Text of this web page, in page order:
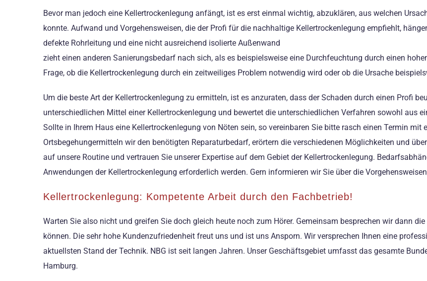
Bevor man jedoch eine Kellertrockenlegung anfängt, ist es erst einmal wichtig, abzuklären, aus welchen
konnte. Aufwand und Vorgehensweisen, die der Profi für die nachhaltige Kellertrockenlegung empfiehlt,
defekte Rohrleitung und eine nicht ausreichend isolierte Außenwand
zieht einen anderen Sanierungsbedarf nach sich, als es beispielsweise eine Durchfeuchtung durch einen
Frage, ob die Kellertrockenlegung durch ein zeitweiliges Problem notwendig wird oder ob die Ursache
Um die beste Art der Kellertrockenlegung zu ermitteln, ist es anzuraten, dass der Schaden durch einen Profi
unterschiedlichen Mittel einer Kellertrockenlegung und bewertet die unterschiedlichen Verfahren sowohl aus
Sollte in Ihrem Haus eine Kellertrockenlegung von Nöten sein, so vereinbaren Sie bitte rasch einen Termin mit
Ortsbegehungermitteln wir den benötigten Reparaturbedarf, erörtern die verschiedenen Möglichkeiten und
auf unsere Routine und vertrauen Sie unserer Expertise auf dem Gebiet der Kellertrockenlegung.
Anwendungen der Kellertrockenlegung erforderlich werden. Gern informieren wir Sie über die
Kellertrockenlegung: Kompetente Arbeit durch den Fachbetrieb!
Warten Sie also nicht und greifen Sie doch gleich heute noch zum Hörer. Gemeinsam besprechen wir dann
können. Die sehr hohe Kundenzufriedenheit freut uns und ist uns Ansporn. Wir versprechen Ihnen eine
aktuellsten Stand der Technik. NBG ist seit langen Jahren. Unser Geschäftsgebiet umfasst das gesamte
Hamburg.